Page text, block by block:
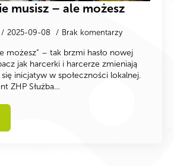
musisz – ale możesz
2025-09-08 Brak komentarzy
możesz” – tak brzmi hasło nowej
jak harcerki i harcerze zmieniają
inicjatyw w społeczności lokalnej.
ZHP Służba…